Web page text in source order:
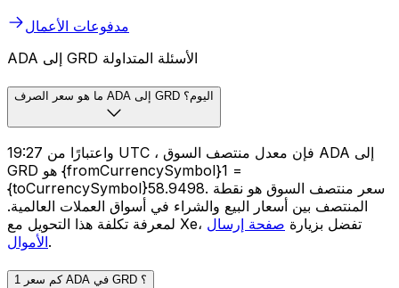
مدفوعات الأعمال
ADA إلى GRD الأسئلة المتداولة
ما هو سعر الصرف ADA إلى GRD اليوم؟
واعتبارًا من 19:27 UTC ، فإن معدل منتصف السوق ADA إلى
GRD هو {fromCurrencySymbol}1 =
{toCurrencySymbol}58.9498. سعر منتصف السوق هو نقطة
المنتصف بين أسعار البيع والشراء في أسواق العملات العالمية.
لمعرفة تكلفة هذا التحويل مع Xe، تفضل بزيارة صفحة إرسال
الأموال.
كم سعر 1 ADA في GRD ؟